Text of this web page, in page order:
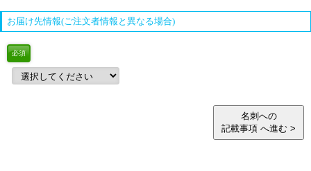
お届け先情報(ご注文者情報と異なる場合)
必須
名刺への
記載事項 へ進む >